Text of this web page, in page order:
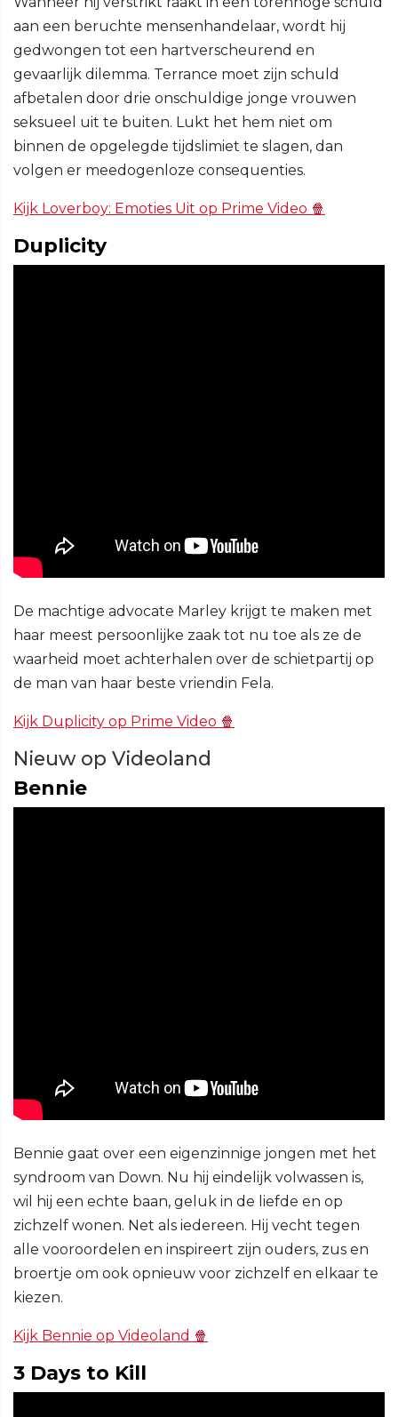
aan een beruchte mensenhandelaar, wordt hij
gedwongen tot een hartverscheurend en
gevaarlijk dilemma. Terrance moet zijn schuld
afbetalen door drie onschuldige jonge vrouwen
seksueel uit te buiten. Lukt het hem niet om
binnen de opgelegde tijdslimiet te slagen, dan
volgen er meedogenloze consequenties.
Kijk Loverboy: Emoties Uit op Prime Video 🍿
Duplicity
De machtige advocate Marley krijgt te maken met
haar meest persoonlijke zaak tot nu toe als ze de
waarheid moet achterhalen over de schietpartij op
de man van haar beste vriendin Fela.
Kijk Duplicity op Prime Video 🍿
Nieuw op Videoland
Bennie
Bennie gaat over een eigenzinnige jongen met het
syndroom van Down. Nu hij eindelijk volwassen is,
wil hij een echte baan, geluk in de liefde en op
zichzelf wonen. Net als iedereen. Hij vecht tegen
alle vooroordelen en inspireert zijn ouders, zus en
broertje om ook opnieuw voor zichzelf en elkaar te
kiezen.
Kijk Bennie op Videoland 🍿
3 Days to Kill